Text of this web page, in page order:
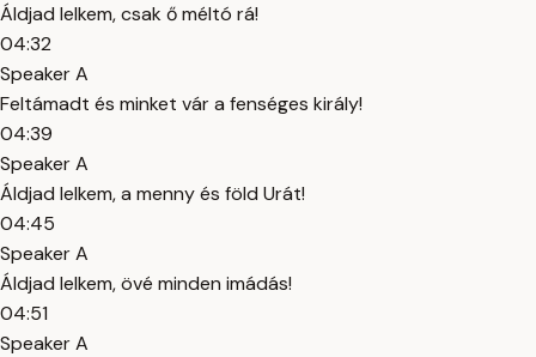
Áldjad lelkem, csak ő méltó rá!
04:32
Speaker A
Feltámadt és minket vár a fenséges király!
04:39
Speaker A
Áldjad lelkem, a menny és föld Urát!
04:45
Speaker A
Áldjad lelkem, övé minden imádás!
04:51
Speaker A